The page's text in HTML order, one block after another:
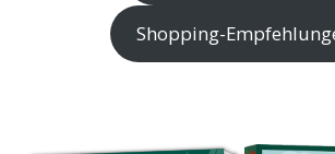
Shopping-